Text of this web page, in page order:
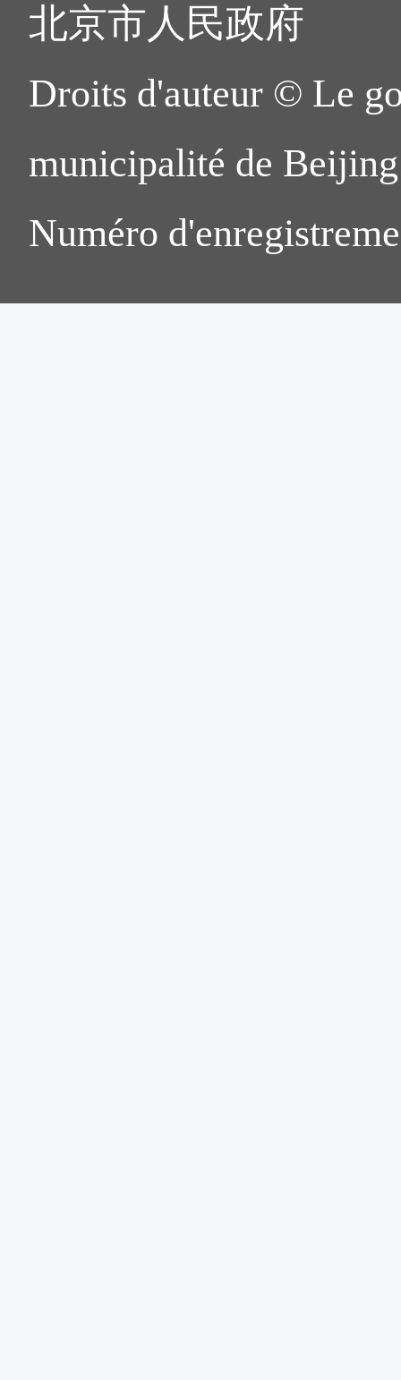
北京市人民政府
Droits d'auteur © Le
municipalité de
Numéro